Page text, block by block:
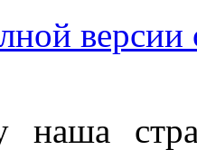
версии
наша